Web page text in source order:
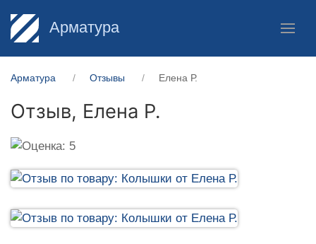
Арматура
Арматура Отзывы Елена Р.
Отзыв, Елена Р.